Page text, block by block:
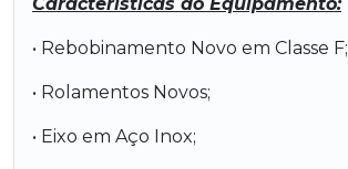
• Rebobinamento Novo em Classe F;
• Rolamentos Novos;
• Eixo em Aço Inox;